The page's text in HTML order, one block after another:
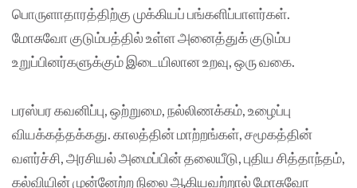
பொருளாதாரத்திற்கு முக்கியப் பங்களிப்பாளர்கள்.
மோசுவோ குடும்பத்தில் உள்ள அனைத்துக் குடும்ப
உறுப்பினர்களுக்கும் இடையிலான உறவு, ஒரு வகை.
பரஸ்பர கவனிப்பு, ஒற்றுமை, நல்லிணக்கம், உழைப்பு
வியக்கத்தக்கது. காலத்தின் மாற்றங்கள், சமூகத்தின்
வளர்ச்சி, அரசியல் அமைப்பின் தலையீடு, புதிய சித்தாந்தம்,
கல்வியின் முன்னேற்ற நிலை ஆகியவற்றால் மோசுவோ